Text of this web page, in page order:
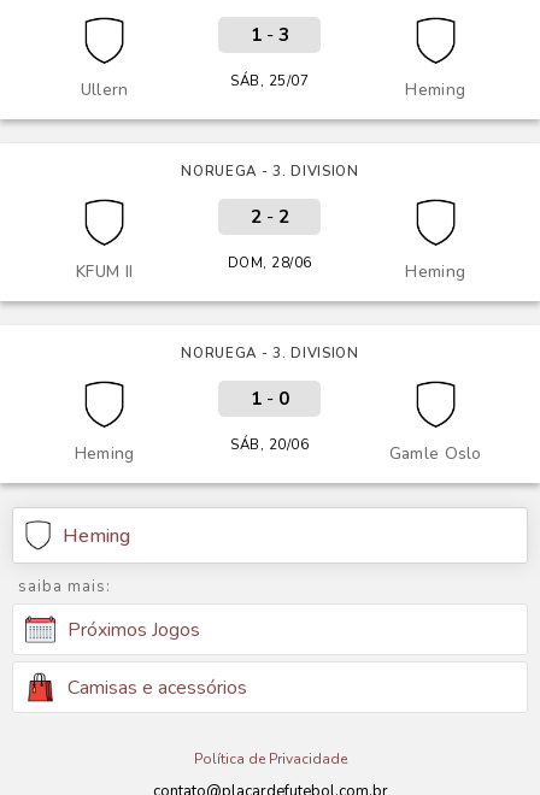
Ullern Heming
1- 3
SÁB, 25/07
NORUEGA - 3. DIVISION
KFUM II Heming
2- 2
DOM, 28/06
NORUEGA - 3. DIVISION
Heming Gamle Oslo
1- 0
SÁB, 20/06
Heming
saiba mais:
Próximos Jogos
Camisas e acessórios
Política de Privacidade